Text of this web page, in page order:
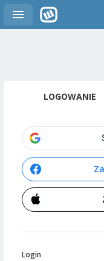
LOGOWANIE
Login